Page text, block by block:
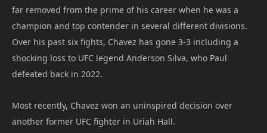
far removed from the prime of his career when he was a
champion and top contender in several different divisions.
Over his past six fights, Chavez has gone 3-3 including a
shocking loss to UFC legend Anderson Silva, who Paul
defeated back in 2022.
Most recently, Chavez won an uninspired decision over
another former UFC fighter in Uriah Hall.